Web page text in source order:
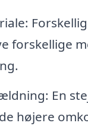
forskellige
En
højere